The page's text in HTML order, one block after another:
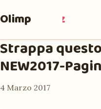
Olimpia Ruiz
Strappa
NEW2017-
4 Marzo 2017